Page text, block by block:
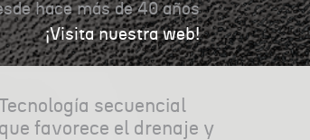
hace más de 40 años
¡Visita nuestra web!
Tecnología secuencial
que favorece el drenaje y